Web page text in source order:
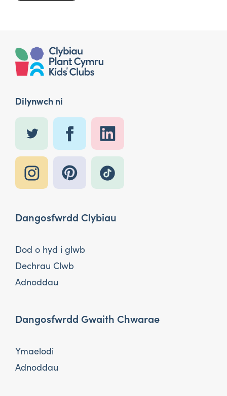
Dilynwch ni
Dangosfwrdd Clybiau
Dod o hyd i glwb
Dechrau Clwb
Adnoddau
Dangosfwrdd Gwaith Chwarae
Ymaelodi
Adnoddau